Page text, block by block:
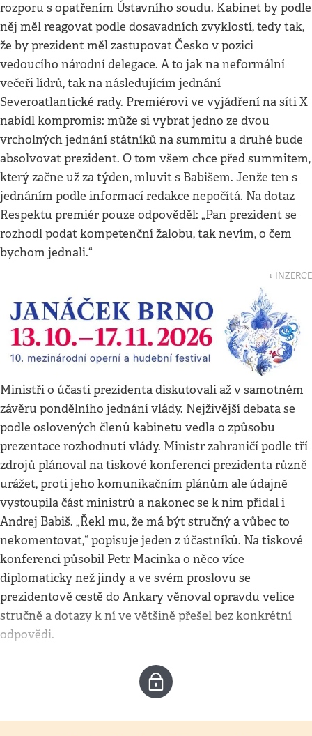
rozporu s opatřením Ústavního soudu. Kabinet by podle
něj měl reagovat podle dosavadních zvyklostí, tedy tak,
že by prezident měl zastupovat Česko v pozici
vedoucího národní delegace. A to jak na neformální
večeři lídrů, tak na následujícím jednání
Severoatlantické rady. Premiérovi ve vyjádření na síti X
nabídl kompromis: může si vybrat jedno ze dvou
vrcholných jednání státníků na summitu a druhé bude
absolvovat prezident. O tom všem chce před summitem,
který začne už za týden, mluvit s Babišem. Jenže ten s
jednáním podle informací redakce nepočítá. Na dotaz
Respektu premiér pouze odpověděl: „Pan prezident se
rozhodl podat kompetenční žalobu, tak nevím, o čem
bychom jednali.“
↓ INZERCE
Ministři o účasti prezidenta diskutovali až v samotném
závěru pondělního jednání vlády. Nejživější debata se
podle oslovených členů kabinetu vedla o způsobu
prezentace rozhodnutí vlády. Ministr zahraničí podle tří
zdrojů plánoval na tiskové konferenci prezidenta různě
urážet, proti jeho komunikačním plánům aleúdajně
vystoupila část ministrů a nakonec se k nim přidal i
Andrej Babiš. „Řekl mu, že má být stručný a vůbec to
nekomentovat,“ popisuje jeden z účastníků. Na tiskové
konferenci působil Petr Macinka o něco více
diplomaticky než jindy a ve svém proslovu se
prezidentově cestě do Ankary věnoval opravdu velice
stručně a dotazy k ní ve většině přešel bez konkrétní
odpovědi.